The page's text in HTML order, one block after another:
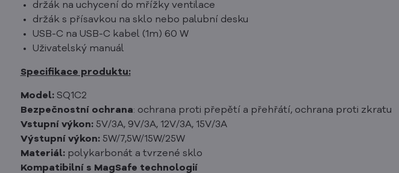
držák na uchycení do mřížky ventilace
držák s přísavkou na sklo nebo palubní desku
USB-C na USB-C kabel (1m) 60 W
Uživatelský manuál
Specifikace produktu:
Model:SQ1C2
Bezpečnostní ochrana: ochrana proti přepětí a přehřátí, ochrana proti zkratu
Vstupní výkon:5V/3A, 9V/3A, 12V/3A, 15V/3A
Výstupní výkon:5W/7,5W/15W/25W
Materiál:polykarbonát a tvrzené sklo
Kompatibilní s MagSafe technologií